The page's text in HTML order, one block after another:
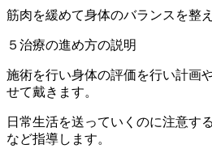
筋肉を緩めて身体のバランスを整
５治療の進め方の説明
施術を行い身体の評価を行い計画
せて戴きます。
日常生活を送っていくのに注意す
など指導します。